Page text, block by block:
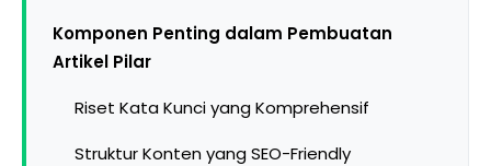
Komponen Penting dalam Pembuatan
Artikel Pilar
Riset Kata Kunci yang Komprehensif
Struktur Konten yang SEO-Friendly